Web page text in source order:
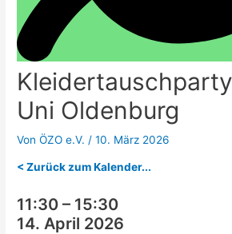
Uni Oldenburg
VonÖZO e.V. /10. März 2026
< Zurück zum Kalender...
11:30 – 15:30
14. April 2026